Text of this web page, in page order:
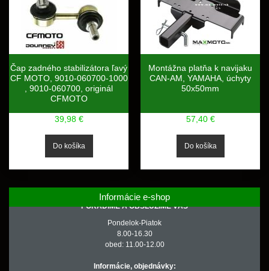
Čap zadného stabilizátora ľavý
CF MOTO, 9010-060700-1000
, 9010-060700, originál
CFMOTO
39,98 €
Montážna platňa k navijaku
CAN-AM, YAMAHA, úchyty
50x50mm
57,40 €
Informácie e-shop
PORADÍME A OBSLÚŽIME VÁS
Pondelok-Piatok
8.00-16.30
obed: 11.00-12.00
Informácie, objednávky: